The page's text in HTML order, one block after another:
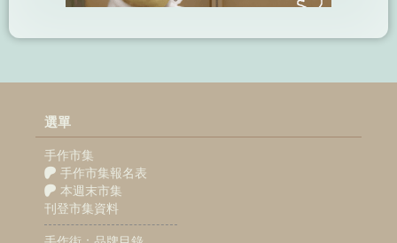
選單
手作市集
手作市集報名表
本週末市集
刊登市集資料